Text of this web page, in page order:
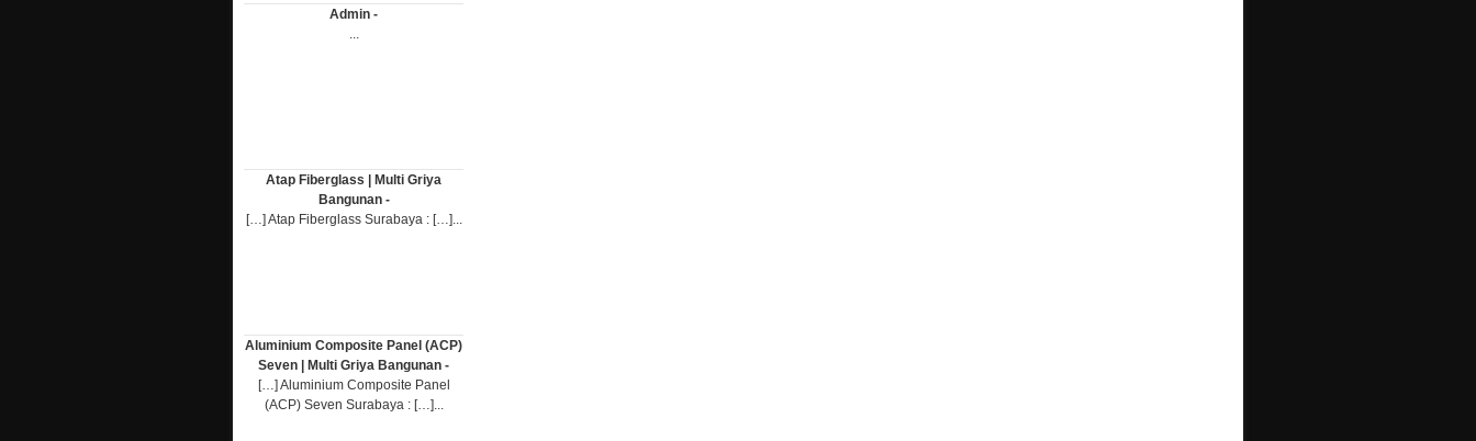
Admin -
...
Atap Fiberglass | Multi Griya
Bangunan -
[…] Atap Fiberglass Surabaya : […]...
Aluminium Composite Panel (ACP)
Seven | Multi Griya Bangunan -
[…] Aluminium Composite Panel
(ACP) Seven Surabaya : […]...